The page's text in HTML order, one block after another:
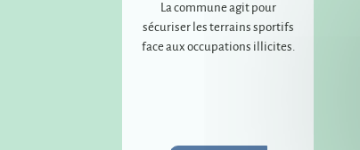
La commune agit pour
sécuriser les terrains sportifs
face aux occupations illicites.